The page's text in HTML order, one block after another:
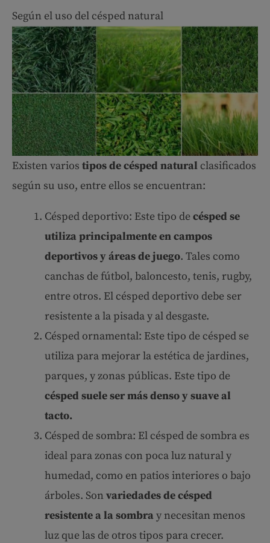
Según el uso del césped natural
Existen varios tipos de césped natural clasificados
según su uso, entre ellos se encuentran:
Césped deportivo: Este tipo decésped se
utiliza principalmente en campos
deportivos y áreas de juego. Tales como
canchas de fútbol, baloncesto, tenis, rugby,
entre otros. El césped deportivo debe ser
resistente a la pisada y al desgaste.
Césped ornamental: Este tipo de césped se
utiliza para mejorar la estética de jardines,
parques, y zonas públicas. Este tipo de
césped suele ser más denso y suave al
tacto.
Césped de sombra: El césped de sombra es
ideal para zonas con poca luz natural y
humedad, como en patios interiores o bajo
árboles. Sonvariedades de césped
resistente a la sombra y necesitan menos
luz que las de otros tipos para crecer.